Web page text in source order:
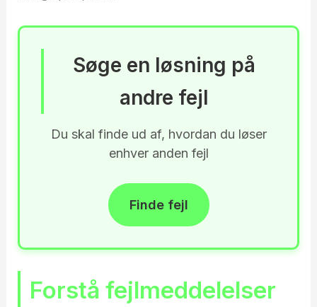
Søge en løsning på
andre fejl
Du skal finde ud af, hvordan du løser
enhver anden fejl
Finde fejl
Forstå fejlmeddelelser